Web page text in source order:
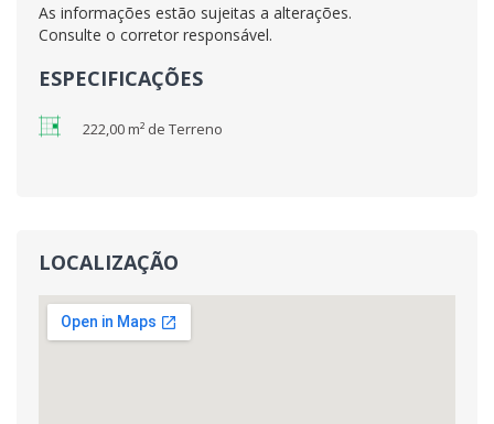
As informações estão sujeitas a alterações.
Consulte o corretor responsável.
ESPECIFICAÇÕES
222,00 m² de Terreno
LOCALIZAÇÃO